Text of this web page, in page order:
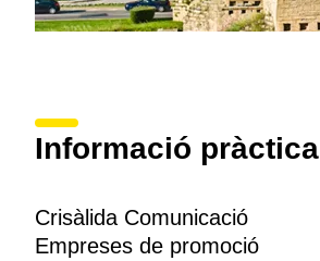
Informació pràctica
Crisàlida Comunicació
Empreses de promoció